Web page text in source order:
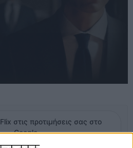
στις προτιμήσεις σας στο
Google